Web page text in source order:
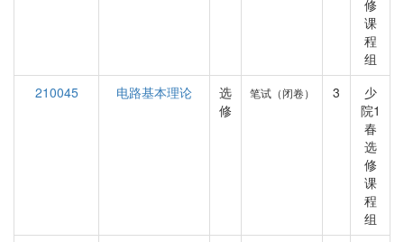
修
课
程
组
210045
电路基本理论
选
修
笔试（闭卷） 3
少
院1
春
选
修
课
程
组